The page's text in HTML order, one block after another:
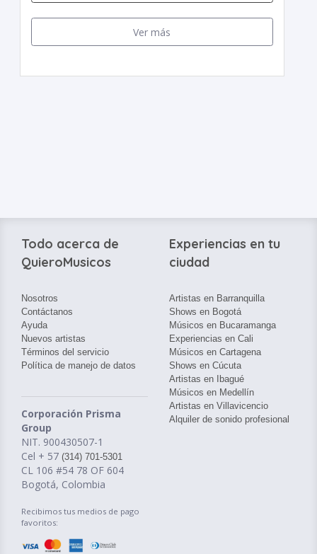
Ver más
Todo acerca de
QuieroMusicos
Nosotros
Contáctanos
Ayuda
Nuevos artistas
Términos del servicio
Política de manejo de datos
Corporación Prisma
Group
NIT. 900430507-1
Cel + 57 (314) 701-5301
CL 106 #54 78 OF 604
Bogotá, Colombia
Recibimos tus medios de pago
favoritos:
Experiencias en tu
ciudad
Artistas en Barranquilla
Shows en Bogotá
Músicos en Bucaramanga
Experiencias en Cali
Músicos en Cartagena
Shows en Cúcuta
Artistas en Ibagué
Músicos en Medellín
Artistas en Villavicencio
Alquiler de sonido profesional